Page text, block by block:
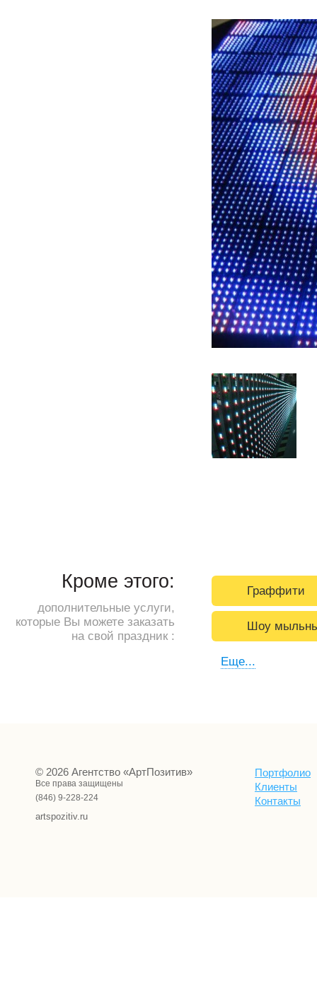
Кроме этого:
дополнительные услуги,
которые Вы можете заказать
на свой праздник :
Граффити
Шоу
Еще...
© 2026 Агентство «АртПозитив»
Все права защищены
(846) 9-228-224
artspozitiv.ru
Портфолио
Клиенты
Контакты